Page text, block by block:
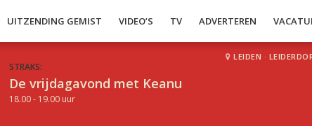
UITZENDING GEMIST VIDEO’S TV ADVERTEREN
STRAKS:
De vrijdagavond met Keanu
18.00 - 19.00 uur
LEIDEN ·